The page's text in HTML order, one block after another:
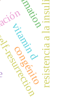
vitamin d
congénitoresistencia a la insulina